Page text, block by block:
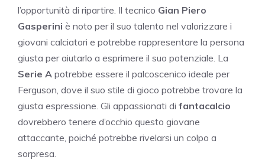
l’opportunità di ripartire. Il tecnico Gian Piero
Gasperini è noto per il suo talento nel valorizzare i
giovani calciatori e potrebbe rappresentare la persona
giusta per aiutarlo a esprimere il suo potenziale. La
Serie A potrebbe essere il palcoscenico ideale per
Ferguson, dove il suo stile di gioco potrebbe trovare la
giusta espressione. Gli appassionati di fantacalcio
dovrebbero tenere d’occhio questo giovane
attaccante, poiché potrebbe rivelarsi un colpo a
sorpresa.